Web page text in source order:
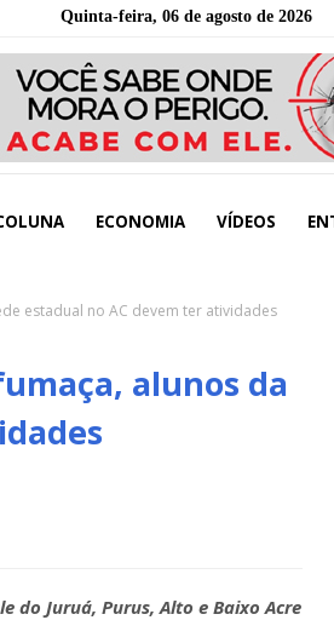
Quinta-feira, 06 de agosto de 2026
ECONOMIA VÍDEOS
estadual no AC devem ter atividades
alunos da
do Juruá, Purus, Alto e Baixo Acre